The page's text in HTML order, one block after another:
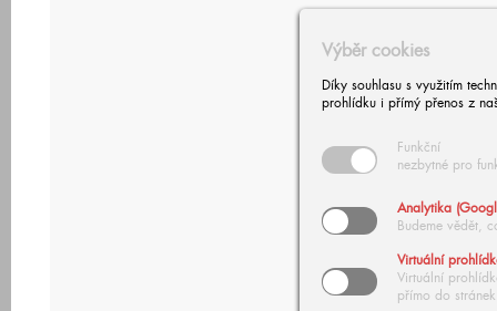
Výběr cookies
Díky souhlasu s využitím
prohlídku i přímý přenos z
Funkční
nezbytné pro
Analytika
Budeme vědět,
Virtuální
Virtuální
přímo do stránek